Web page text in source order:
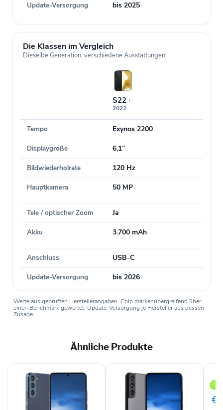
Update-Versorgung bis 2025
Die Klassen im Vergleich
Dieselbe Generation, verschiedene Ausstattungen.
S22 ›
2022
Tempo Exynos 2200
Displaygröße 6,1”
Bildwiederholrate 120 Hz
Hauptkamera 50 MP
Tele / optischer Zoom Ja
Akku 3.700 mAh
Anschluss USB-C
Update-Versorgung bis 2026
Werte aus geprüften Herstellerangaben. Chip markenübergreifend über
einen Benchmark gewertet, Update-Versorgung je Hersteller aus dessen
Zusage.
Ähnliche Produkte
5G